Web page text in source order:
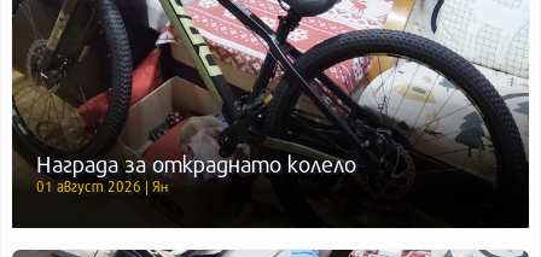
Награда за откраднато колело
01 август 2026 | Ян